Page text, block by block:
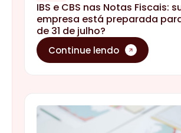
IBS e CBS nas Notas Fiscais:
empresa está preparada
de 31 de julho?
Continue lendo